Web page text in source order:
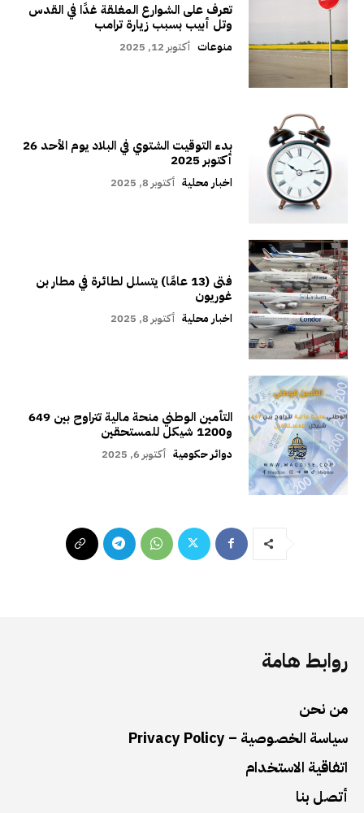
تعرف على الشوارع المغلقة غدًا في القدس
وتل أبيب بسبب زيارة ترامب
منوعات أكتوبر 12, 2025
بدء التوقيت الشتوي في البلاد يوم الأحد 26
أكتوبر 2025
اخبار محلية أكتوبر 8, 2025
فتى (13 عامًا) يتسلل لطائرة في مطار بن
غوريون
اخبار محلية أكتوبر 8, 2025
التأمين الوطني منحة مالية تتراوح بين 649
و1200 شيكل للمستحقين
دوائر حكومية أكتوبر 6, 2025
روابط هامة
من نحن
سياسة الخصوصية – Privacy Policy
اتفاقية الاستخدام
أتصل بنا